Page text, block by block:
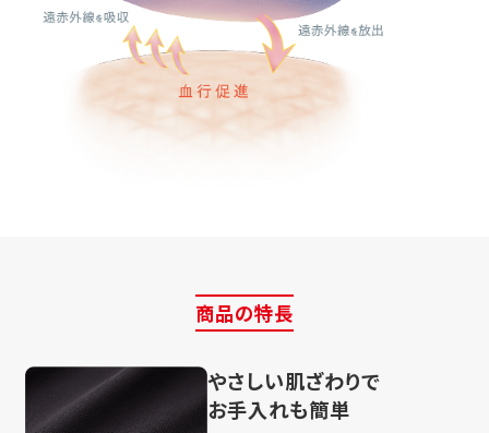
商品の特長
やさしい肌ざわりで
お手入れも簡単